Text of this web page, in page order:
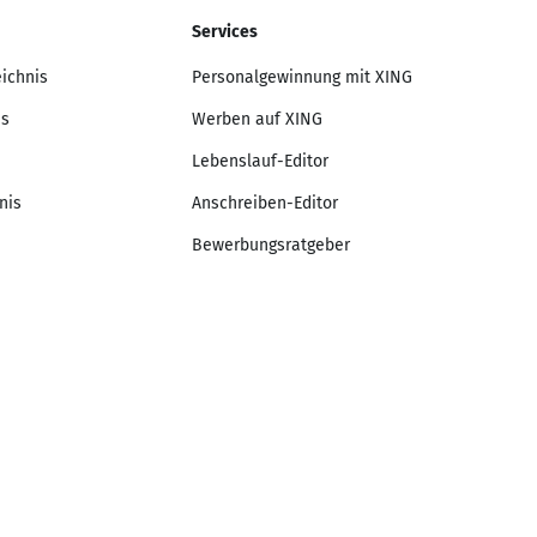
Services
Personalgewinnung mit XING
Werben auf XING
Lebenslauf-Editor
Anschreiben-Editor
Bewerbungsratgeber